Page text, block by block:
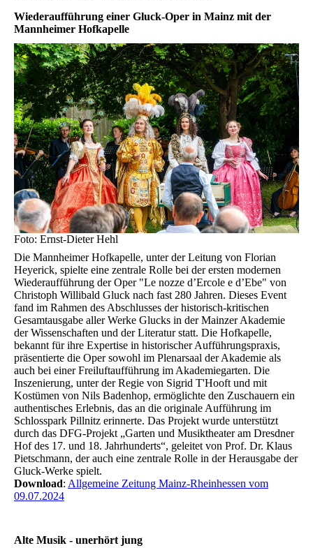
Wiederaufführung einer Gluck-Oper in Mainz mit der
Mannheimer Hofkapelle
Foto: Ernst-Dieter Hehl
Die Mannheimer Hofkapelle, unter der Leitung von Florian
Heyerick, spielte eine zentrale Rolle bei der ersten modernen
Wiederaufführung der Oper "Le nozze dʼErcole e dʼEbe" von
Christoph Willibald Gluck nach fast 280 Jahren. Dieses Event
fand im Rahmen des Abschlusses der historisch-kritischen
Gesamtausgabe aller Werke Glucks in der Mainzer Akademie
der Wissenschaften und der Literatur statt. Die Hofkapelle,
bekannt für ihre Expertise in historischer Aufführungspraxis,
präsentierte die Oper sowohl im Plenarsaal der Akademie als
auch bei einer Freiluftaufführung im Akademiegarten. Die
Inszenierung, unter der Regie von Sigrid T'Hooft und mit
Kostümen von Nils Badenhop, ermöglichte den Zuschauern ein
authentisches Erlebnis, das an die originale Aufführung im
Schlosspark Pillnitz erinnerte. Das Projekt wurde unterstützt
durch das DFG-Projekt „Garten und Musiktheater am Dresdner
Hof des 17. und 18. Jahrhunderts“, geleitet von Prof. Dr. Klaus
Pietschmann, der auch eine zentrale Rolle in der Herausgabe der
Gluck-Werke spielt.
Download: Allgemeine Zeitung Mainz-Rheinhessen vom
09.07.2024
Alte Musik - unerhört jung